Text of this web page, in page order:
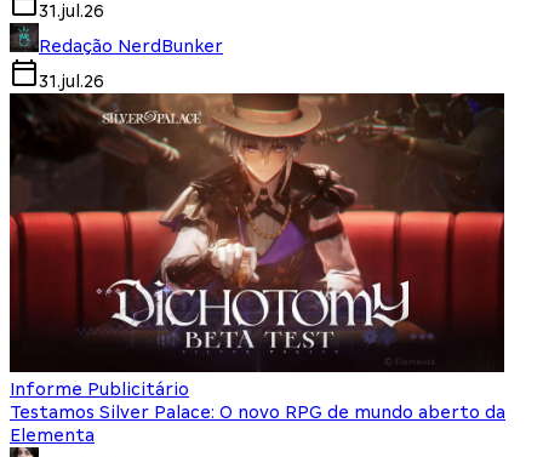
31.jul.26
Redação NerdBunker
31.jul.26
Informe Publicitário
Testamos Silver Palace: O novo RPG de mundo aberto da
Elementa